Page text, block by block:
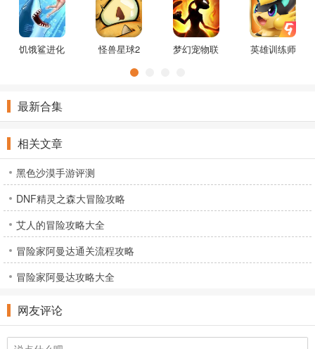
饥饿鲨进化
怪兽星球2
官方版
梦幻宠物联
英雄训练师
最新合集
相关文章
黑色沙漠手游评测
DNF精灵之森大冒险攻略
艾人的冒险攻略大全
冒险家阿曼达通关流程攻略
冒险家阿曼达攻略大全
网友评论